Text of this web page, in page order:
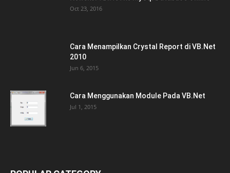
Oct 23, 2016
Cara Menampilkan Crystal Report di VB.Net
2010
Jun 6, 2015
Cara Menggunakan Module Pada VB.Net
Jul 1, 2015